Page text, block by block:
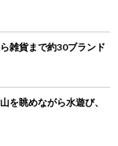
雑貨まで約30ブランド
を眺めながら水遊び、